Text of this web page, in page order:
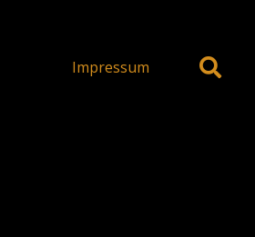
Impressum